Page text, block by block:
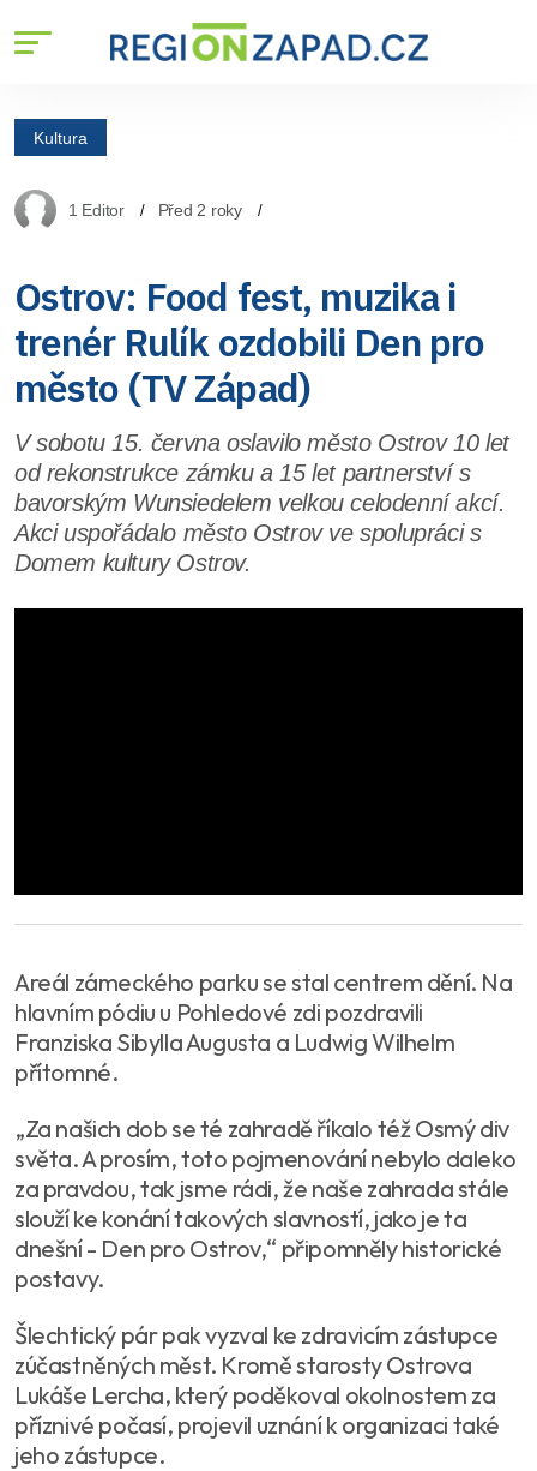
Kultura
1 Editor Před 2 roky
Ostrov: Food fest, muzika i
trenér Rulík ozdobili Den pro
město (TV Západ)
V sobotu 15. června oslavilo město Ostrov 10 let
od rekonstrukce zámku a 15 let partnerství s
bavorským Wunsiedelem velkou celodenní akcí.
Akci uspořádalo město Ostrov ve spolupráci s
Domem kultury Ostrov.
Areál zámeckého parku se stal centrem dění. Na
hlavním pódiu u Pohledové zdi pozdravili
Franziska Sibylla Augusta a Ludwig Wilhelm
přítomné.
„Za našich dob se té zahradě říkalo též Osmý div
světa. A prosím, toto pojmenování nebylo daleko
za pravdou, tak jsme rádi, že naše zahrada stále
slouží ke konání takových slavností, jako je ta
dnešní - Den pro Ostrov,“ připomněly historické
postavy.
Šlechtický pár pak vyzval ke zdravicím zástupce
zúčastněných měst. Kromě starosty Ostrova
Lukáše Lercha, který poděkoval okolnostem za
příznivé počasí, projevil uznání k organizaci také
jeho zástupce.